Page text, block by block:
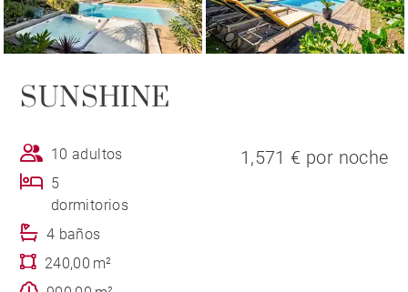
SUNSHINE
10 adultos
5
dormitorios
4 baños
240,00 m²
1,571 € por noche